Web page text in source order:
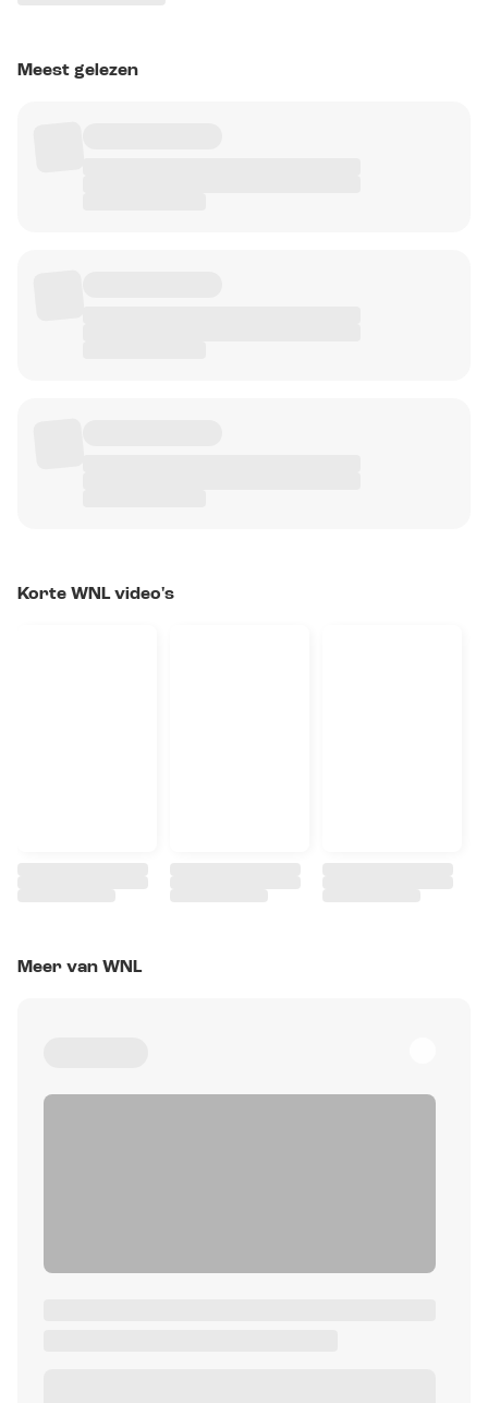
Meest gelezen
Korte WNL video's
Meer van WNL